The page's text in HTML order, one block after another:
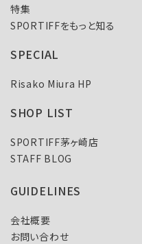
特集
SPORTIFFをもっと知る
SPECIAL
Risako Miura HP
SHOP LIST
SPORTIFF茅ヶ崎店
STAFF BLOG
GUIDELINES
会社概要
お問い合わせ